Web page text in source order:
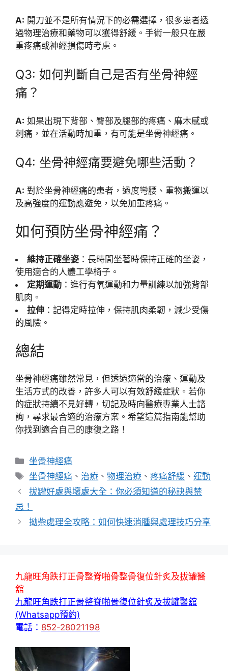
A: 開刀並不是所有情況下的必需選擇，很多患者透
過物理治療和藥物可以獲得舒緩。手術一般只在嚴
重疼痛或神經損傷時考慮。
Q3: 如何判斷自己是否有坐骨神經
痛？
A: 如果出現下背部、臀部及腿部的疼痛、麻木感或
刺痛，並在活動時加重，有可能是坐骨神經痛。
Q4: 坐骨神經痛要避免哪些活動？
A: 對於坐骨神經痛的患者，過度彎腰、重物搬運以
及高強度的運動應避免，以免加重疼痛。
如何預防坐骨神經痛？
維持正確坐姿 ：長時間坐著時保持正確的坐姿，
使用適合的人體工學椅子。
定期運動 ：進行有氧運動和力量訓練以加強背部
肌肉。
拉伸 ：記得定時拉伸，保持肌肉柔韌，減少受傷
的風險。
總結
坐骨神經痛雖然常見，但透過適當的治療、運動及
生活方式的改善，許多人可以有效舒緩症狀。若你
的症狀持續不見好轉，切記及時向醫療專業人士諮
詢，尋求最合適的治療方案。希望這篇指南能幫助
你找到適合自己的康復之路！
分
類
坐骨神經痛
標
籤
坐骨神經痛 、 治療 、物理治療 、疼痛舒緩 、運動
拔罐好處與壞處大全：你必須知道的秘訣與禁
忌！
拗柴處理全攻略：如何快速消腫與處理技巧分享
九龍旺角跌打正骨整脊啪骨整骨復位針炙及拔罐醫
舘
九龍旺角跌打正骨整脊啪骨復位針炙及拔罐醫舘
(Whatsapp預約)
電話： 852-28021198